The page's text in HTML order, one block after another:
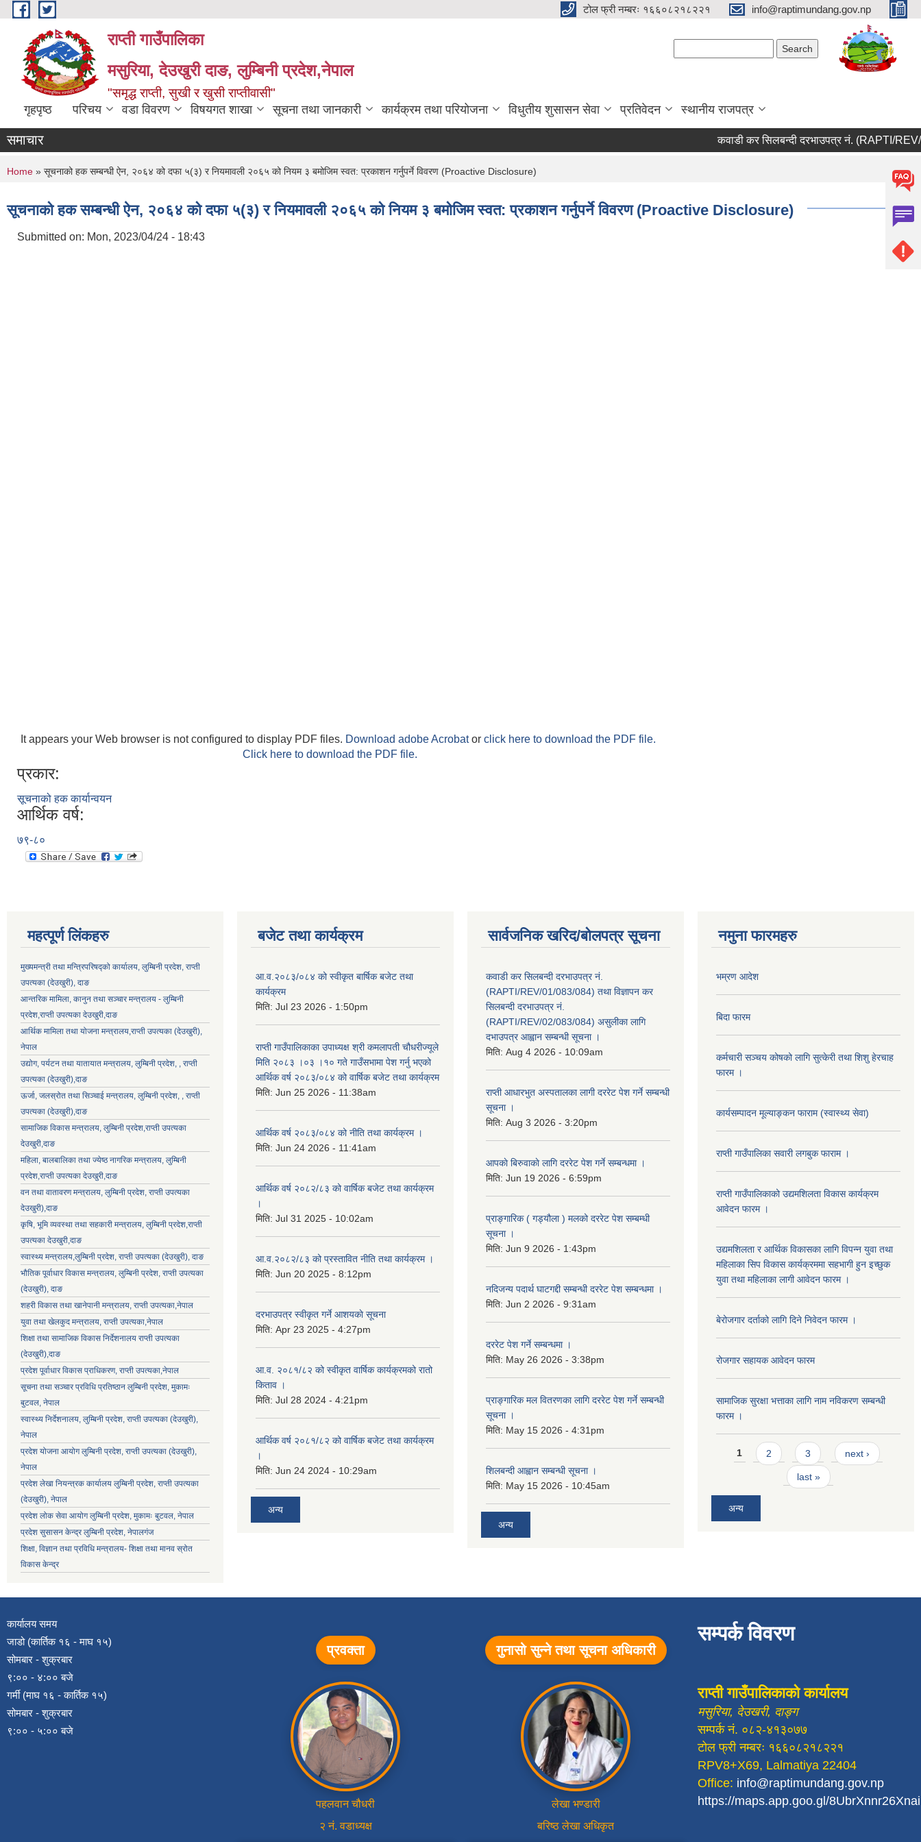
Skip to main content टोल फ्री नम्बरः १६६०८२१८२२१ info@raptimundang.gov.np
राप्ती गाउँपालिका
मसुरिया, देउखुरी दाङ, लुम्बिनी प्रदेश,नेपाल
"समृद्ध राप्ती, सुखी र खुसी राप्तीवासी"
गृहपृष्ठ परिचय वडा विवरण विषयगत शाखा सूचना तथा जानकारी कार्यक्रम तथा परियोजना विधुतीय शुसासन सेवा प्रतिवेदन स्थानीय राजपत्र
समाचार कवाडी कर सिलबन्दी दरभाउपत्र नं. (RAPTI/REV/
You are here
Home » सूचनाको हक सम्बन्धी ऐन, २०६४ को दफा ५(३) र नियमावली २०६५ को नियम ३ बमोजिम स्वत: प्रकाशन गर्नुपर्ने विवरण (Proactive Disclosure)
सूचनाको हक सम्बन्धी ऐन, २०६४ को दफा ५(३) र नियमावली २०६५ को नियम ३ बमोजिम स्वत: प्रकाशन गर्नुपर्ने विवरण (Proactive Disclosure)
Submitted on: Mon, 2023/04/24 - 18:43
It appears your Web browser is not configured to display PDF files. Download adobe Acrobator click here to download the PDF file.
Click here to download the PDF file.
प्रकार:
सूचनाको हक कार्यान्वयन
आर्थिक वर्ष:
७९-८०
महत्पूर्ण लिंकहरु
मुख्यमन्त्री तथा मन्त्रिपरिषद्को कार्यालय, लुम्बिनी प्रदेश, राप्ती
उपत्यका (देउखुरी), दाङ
आन्तरिक मामिला, कानुन तथा सञ्चार मन्त्रालय - लुम्बिनी
प्रदेश,राप्ती उपत्यका देउखुरी,दाङ
आर्थिक मामिला तथा योजना मन्त्रालय,राप्ती उपत्यका (देउखुरी),
नेपाल
उद्योग, पर्यटन तथा यातायात मन्त्रालय, लुम्बिनी प्रदेश, , राप्ती
उपत्यका (देउखुरी),दाङ
ऊर्जा, जलस्रोत तथा सिञ्चाई मन्त्रालय, लुम्बिनी प्रदेश, , राप्ती
उपत्यका (देउखुरी),दाङ
सामाजिक विकास मन्‍‍त्रालय, लुम्बिनी प्रदेश,राप्ती उपत्यका
देउखुरी,दाङ
महिला, बालबालिका तथा ज्येष्ठ नागरिक मन्त्रालय, लुम्बिनी
प्रदेश,राप्ती उपत्यका देउखुरी,दाङ
वन तथा वातावरण मन्त्रालय, लुम्बिनी प्रदेश, राप्ती उपत्यका
देउखुरी),दाङ
कृषि, भूमि व्यवस्था तथा सहकारी मन्त्रालय, लुम्बिनी प्रदेश,राप्ती
उपत्यका देउखुरी,दाङ
स्वास्थ्य मन्त्रालय,लुम्बिनी प्रदेश, राप्ती उपत्यका (देउखुरी), दाङ
भौतिक पूर्वाधार विकास मन्त्रालय, लुम्बिनी प्रदेश, राप्ती उपत्यका
(देउखुरी), दाङ
शहरी विकास तथा खानेपानी मन्त्रालय, राप्ती उपत्यका,नेपाल
युवा तथा खेलकुद मन्त्रालय, राप्ती उपत्यका,नेपाल
शिक्षा तथा सामाजिक विकास निर्देशनालय राप्ती उपत्यका
(देउखुरी),दाङ
प्रदेश पूर्वाधार विकास प्राधिकरण, राप्ती उपत्यका,नेपाल
सूचना तथा सञ्चार प्रविधि प्रतिष्ठान लुम्बिनी प्रदेश, मुकामः
बुटवल, नेपाल
स्वास्थ्य निर्देशनालय, लुम्बिनी प्रदेश, राप्ती उपत्यका (देउखुरी),
नेपाल
प्रदेश योजना आयोग लुम्बिनी प्रदेश, राप्ती उपत्यका (देउखुरी),
नेपाल
प्रदेश लेखा नियन्त्रक कार्यालय लुम्बिनी प्रदेश, राप्ती उपत्यका
(देउखुरी), नेपाल
प्रदेश लोक सेवा आयोग लुम्बिनी प्रदेश, मुकामः बुटवल, नेपाल
प्रदेश सुसासन केन्द्र लुम्बिनी प्रदेश, नेपालगंज
शिक्षा, विज्ञान तथा प्रविधि मन्त्रालय- शिक्षा तथा मानव स्रोत
विकास केन्द्र
बजेट तथा कार्यक्रम
आ.व.२०८३/०८४ को स्वीकृत बार्षिक बजेट तथा
कार्यक्रम
मिति: Jul 23 2026 - 1:50pm
राप्ती गाउँपालिकाका उपाध्यक्ष श्री कमलापती चौधरीज्यूले
मिति २०८३ ।०३ ।१० गते गाउँसभामा पेश गर्नु भएको
आर्थिक वर्ष २०८३/०८४ को वार्षिक बजेट तथा कार्यक्रम
मिति: Jun 25 2026 - 11:38am
आर्थिक वर्ष २०८३/०८४ को नीति तथा कार्यक्रम ।
मिति: Jun 24 2026 - 11:41am
आर्थिक वर्ष २०८२/८३ को वार्षिक बजेट तथा कार्यक्रम
।
मिति: Jul 31 2025 - 10:02am
आ.व.२०८२/८३ को प्रस्तावित नीति तथा कार्यक्रम ।
मिति: Jun 20 2025 - 8:12pm
दरभाउपत्र स्वीकृत गर्ने आशयकाे सूचना
मिति: Apr 23 2025 - 4:27pm
आ.व. २०८१/८२ को स्वीकृत वार्षिक कार्यक्रमको रातो
किताव ।
मिति: Jul 28 2024 - 4:21pm
आर्थिक वर्ष २०८१/८२ को वार्षिक बजेट तथा कार्यक्रम
।
मिति: Jun 24 2024 - 10:29am
अन्य
सार्वजनिक खरिद/बोलपत्र सूचना
कवाडी कर सिलबन्दी दरभाउपत्र नं.
(RAPTI/REV/01/083/084) तथा विज्ञापन कर
सिलबन्दी दरभाउपत्र नं.
(RAPTI/REV/02/083/084) असुलीका लागि
दभाउपत्र आह्वान सम्बन्धी सूचना ।
मिति: Aug 4 2026 - 10:09am
राप्ती आधारभुत अस्पतालका लागी दररेट पेश गर्ने सम्बन्धी
सूचना ।
मिति: Aug 3 2026 - 3:20pm
आपकाे बिरुवाकाे लागि दररेट पेश गर्ने सम्बन्धमा ।
मिति: Jun 19 2026 - 6:59pm
प्राङ्गारिक ( गड्यौला ) मलको दररेट पेश सम्बम्धी
सूचना ।
मिति: Jun 9 2026 - 1:43pm
नदिजन्य पदार्थ घाटगद्दी सम्बन्धी दररेट पेश सम्बन्धमा ।
मिति: Jun 2 2026 - 9:31am
दररेट पेश गर्ने सम्बन्धमा ।
मिति: May 26 2026 - 3:38pm
प्राङ्गारिक मल वितरणका लागि दररेट पेश गर्ने सम्बन्धी
सूचना ।
मिति: May 15 2026 - 4:31pm
शिलबन्दी आह्वान सम्बन्धी सूचना ।
मिति: May 15 2026 - 10:45am
अन्य
नमुना फारमहरु
भम्रण आदेश
बिदा फारम
कर्मचारी सञ्चय कोषको लागि सुत्केरी तथा शिशु हेरचाह
फारम ।
कार्यसम्पादन मूल्याङ्कन फाराम (स्वास्थ्य सेवा)
राप्ती गाउँपालिका सवारी लगबुक फाराम ।
राप्ती गाउँपालिकाको उद्यमशिलता विकास कार्यक्रम
आवेदन फारम ।
उद्यमशिलता र आर्थिक विकासका लागि विपन्न युवा तथा
महिलाका सिप विकास कार्यक्रममा सहभागी हुन इच्छुक
युवा तथा महिलाका लागी आवेदन फारम ।
बेरोजगार दर्ताको लागि दिने निवेदन फारम ।
रोजगार सहायक आवेदन फारम
सामाजिक सुरक्षा भत्ताका लागि नाम नविकरण सम्बन्धी
फारम ।
Pages
1 2 3 next ›
last »
अन्य
कार्यालय समय
जाडो (कार्तिक १६ - माघ १५)
सोमबार - शुक्रबार
९:०० - ४:०० बजे
गर्मी (माघ १६ - कार्तिक १५)
सोमबार - शुक्रबार
९:०० - ५:०० बजे
प्रवक्ता
पहलवान चौधरी
२ नं. वडाध्यक्ष
गुनासो सुन्ने तथा सूचना अधिकारी
लेखा भण्डारी
बरिष्ठ लेखा अधिकृत
सम्पर्क विवरण
राप्ती गाउँपालिकाको कार्यालय
मसुरिया, देउखरी, दाङ्ग
सम्पर्क नं. ०८२-४१३०७७
टोल फ्री नम्बरः १६६०८२१८२२१
RPV8+X69, Lalmatiya 22404
Office: info@raptimundang.gov.np
https://maps.app.goo.gl/